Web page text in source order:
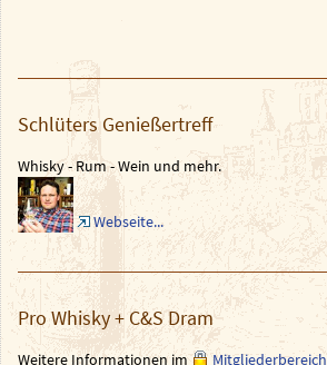
Schlüters Genießertreff
Whisky - Rum - Wein und mehr.
Webseite...
Pro Whisky + C&S Dram
Weitere Informationen im Mitgliederbereich